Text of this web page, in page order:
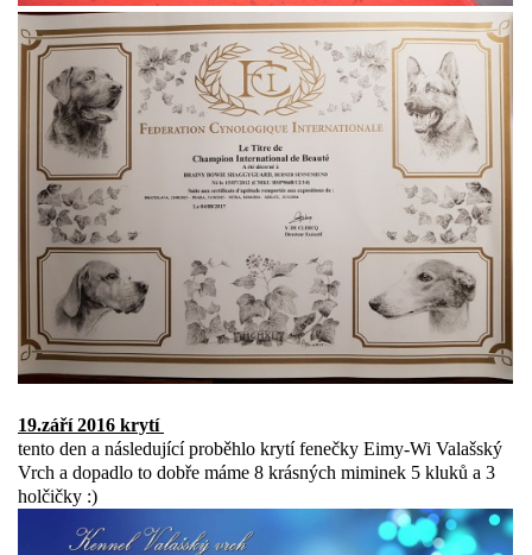
19.září 2016 krytí
tento den a následující proběhlo krytí fenečky Eimy-Wi Valašský
Vrch a dopadlo to dobře máme 8 krásných miminek 5 kluků a 3
holčičky :)